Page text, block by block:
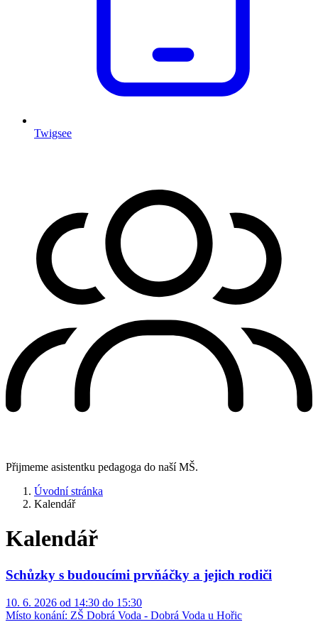
Twigsee
Přijmeme asistentku pedagoga do naší MŠ.
Úvodní stránka
Kalendář
Kalendář
Schůzky s budoucími prvňáčky a jejich rodiči
10. 6. 2026 od 14:30 do 15:30
Místo konání: ZŠ Dobrá Voda - Dobrá Voda u Hořic